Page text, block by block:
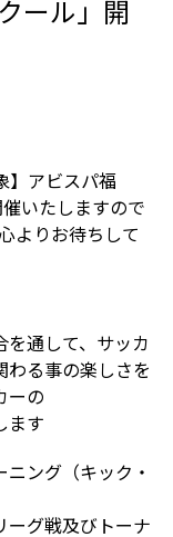
ール」開
】アビスパ福
いたしますので
よりお待ちして
通して、サッカ
わる事の楽しさを
ーの
ます
ング（キック・
グ戦及びトーナ